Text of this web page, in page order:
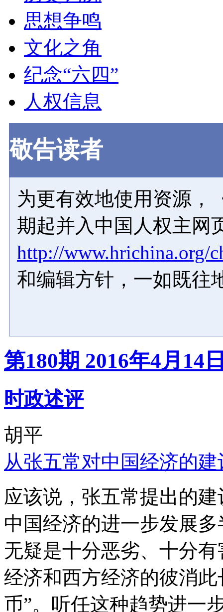
思想争鸣
文化之角
纪念“六四”
人权信息
敬告读者
为更有效地使用资源，
期起并入中国人权主网
http://www.hrichina.org/
和编辑方针，一如既往
第180期 2016年4月14
时政述评
胡平
从张五常对中国经济的
应该说，张五常提出的
中国经济的进一步发展
无疑是十分恶劣、十分
经济和西方经济的彼消
币”。听任这种趋势进一